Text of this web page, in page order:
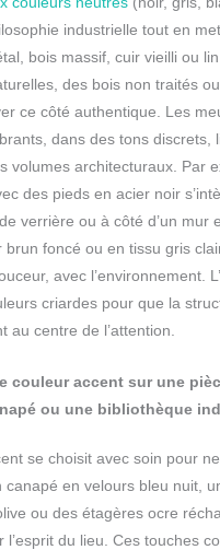
industrielle tout en
bois massif, cuir vieilli ou
des bois non traités
ce côté authentique. Les
dans des tons discrets,
volumes architecturaux. Par
des pieds en acier noir
verrière ou à côté d’un mur
brun foncé ou en tissu gris
avec l’environnement.
criardes pour que la
au centre de l’attention.
couleur accent sur une
ou une bibliothèque
se choisit avec soin pour
canapé en velours bleu nuit,
ou des étagères ocre
l’esprit du lieu. Ces touches